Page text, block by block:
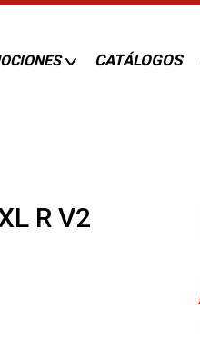
CATÁLOGOS
R V2